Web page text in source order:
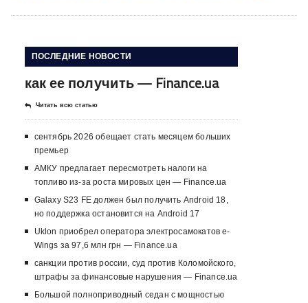
ПОСЛЕДНИЕ НОВОСТИ
как ее получить — Finance.ua
Читать всю статью
сентябрь 2026 обещает стать месяцем больших
премьер
АМКУ предлагает пересмотреть налоги на
топливо из-за роста мировых цен — Finance.ua
Galaxy S23 FE должен был получить Android 18,
но поддержка остановится на Android 17
Uklon приобрел оператора электросамокатов e-
Wings за 97,6 млн грн — Finance.ua
санкции против россии, суд против Коломойского,
штрафы за финансовые нарушения — Finance.ua
Большой полноприводный седан с мощностью